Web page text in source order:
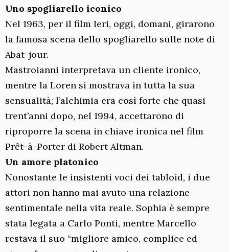
Uno spogliarello iconico
Nel 1963, per il film Ieri, oggi, domani, girarono
la famosa scena dello spogliarello sulle note di
Abat-jour.
Mastroianni interpretava un cliente ironico,
mentre la Loren si mostrava in tutta la sua
sensualità; l’alchimia era così forte che quasi
trent’anni dopo, nel 1994, accettarono di
riproporre la scena in chiave ironica nel film
Prêt-à-Porter di Robert Altman.
Un amore platonico
Nonostante le insistenti voci dei tabloid, i due
attori non hanno mai avuto una relazione
sentimentale nella vita reale. Sophia è sempre
stata legata a Carlo Ponti, mentre Marcello
restava il suo “migliore amico, complice ed